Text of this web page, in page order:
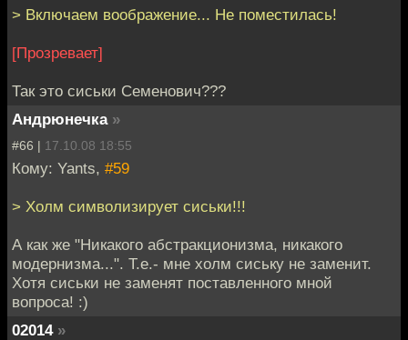
> Включаем воображение... Не поместилась!
[Прозревает]
Так это сиськи Семенович???
Андрюнечка »
#66 | 17.10.08 18:55
Кому: Yants, #59
> Холм символизирует сиськи!!!
А как же "Никакого абстракционизма, никакого
модернизма...". Т.е.- мне холм сиську не заменит.
Хотя сиськи не заменят поставленного мной
вопроса! :)
02014 »